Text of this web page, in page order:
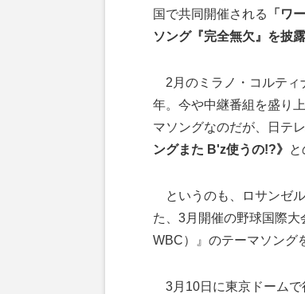
国で共同開催される
「ワ
ソング『完全無欠』を披
2月のミラノ・コルティ
年。今や中継番組を盛り
マソングなのだが、日テ
ングまた B'z使うの!?》 と
というのも、ロサンゼ
た、3月開催の野球国際
WBC）』のテーマソング
3月10日に東京ドームで